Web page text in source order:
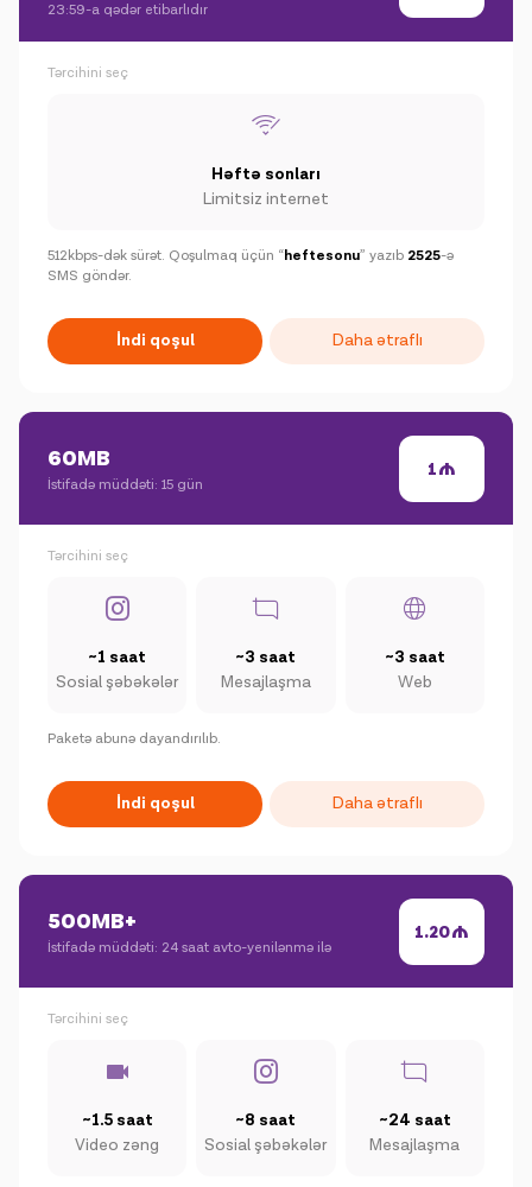
23:59-a qədər etibarlıdır
Tərcihini seç
Həftə sonları
Limitsiz internet
512kbps-dək sürət. Qoşulmaq üçün “heftesonu” yazıb 2525-ə
SMS göndər.
İndi qoşul Daha ətraflı
60MB
İstifadə müddəti: 15 gün
1
Tərcihini seç
~1 saat
Sosial şəbəkələr
~3 saat
Mesajlaşma
~3 saat
Web
Paketə abunə dayandırılıb.
İndi qoşul Daha ətraflı
500MB+
İstifadə müddəti: 24 saat avto-yenilənmə ilə
1.20
Tərcihini seç
~1.5 saat
Video zəng
~8 saat
Sosial şəbəkələr
~24 saat
Mesajlaşma